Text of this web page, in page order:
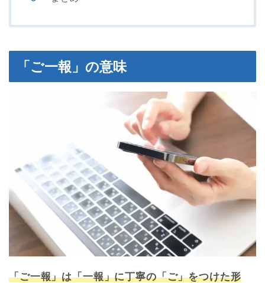
「ご一報」の意味
「ご一報」は「一報」に丁寧の「ご」をつけた形